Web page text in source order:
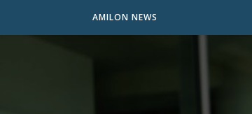
AMILON NEWS